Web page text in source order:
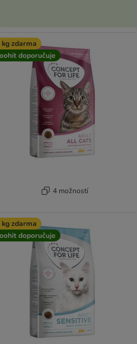
kg zdarma
doporučuje
4 možností
kg zdarma
doporučuje